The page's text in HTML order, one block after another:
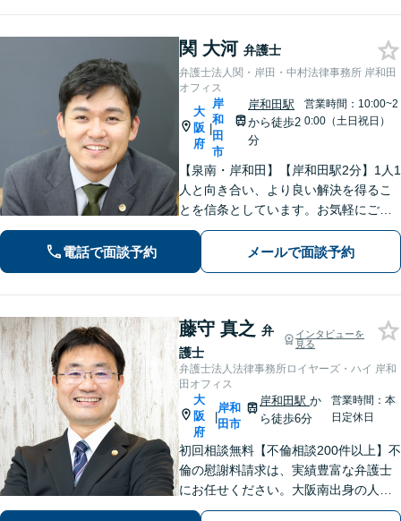
関 大河 弁護士
弁護士法人関・岸田・中村法律事務所 岸和田
オフィス
大
阪
府
|
岸
和
田
市
岸和田駅
から徒歩2
分
営業時間：10:00~2
0:00（土日祝日）
【泉南・岸和田】【岸和田駅2分】1人1
人と向き合い、より良い解決を得るこ
とを信条としています。お気軽にご相
談下さい。
電話で面談予約 メールで面談予約
藤守 真之 弁
護士
インタビューを
見る
弁護士法人法律事務所ロイヤーズ・ハイ 岸和
田オフィス
大
阪
府
|
岸和
田市
岸和田駅か
ら徒歩6分
営業時間：本
日定休日
初回相談無料【不倫相談200件以上】不
倫の慰謝料請求は、実績豊富な弁護士
にお任せください。大阪南出身の人情
派弁護士が対応【交通事故も強い】交